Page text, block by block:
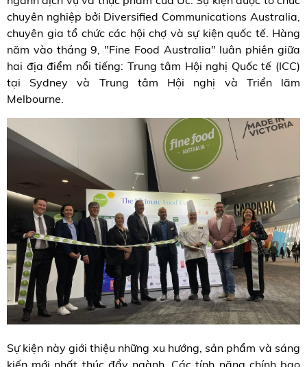
chuyên nghiệp bởi Diversified Communications Australia,
chuyên gia tổ chức các hội chợ và sự kiện quốc tế. Hàng
năm vào tháng 9, "Fine Food Australia" luân phiên giữa
hai địa điểm nổi tiếng: Trung tâm Hội nghị Quốc tế (ICC)
tại Sydney và Trung tâm Hội nghị và Triển lãm
Melbourne.
Sự kiện này giới thiệu những xu hướng, sản phẩm và sáng